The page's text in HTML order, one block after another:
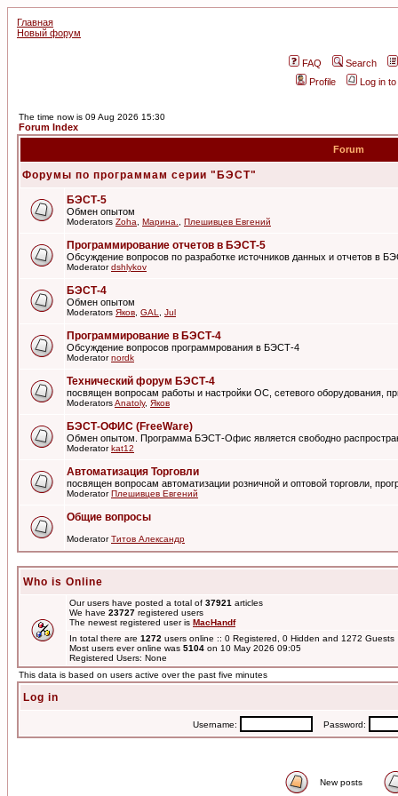
Главная
Новый форум
FAQ
Search
Profile
Log in
The time now is 09 Aug 2026 15:30
Forum Index
Forum
Форумы по программам серии "БЭСТ"
БЭСТ-5
Обмен опытом
Moderators Zoha Марина. Плешивцев Евгений
Программирование отчетов в БЭСТ-5
Обсуждение вопросов по разработке источников данных и отчетов в
Moderatordshlykov
БЭСТ-4
Обмен опытом
Moderators Яков GAL Jul
Программирование в БЭСТ-4
Обсуждение вопросов программрования в БЭСТ-4
Moderatornordk
Технический форум БЭСТ-4
посвящен вопросам работы и настройки ОС, сетевого оборудования,
ModeratorsAnatoly, Яков
БЭСТ-ОФИС (FreeWare)
Обмен опытом. Программа БЭСТ-Офис является свободно
Moderatorkat12
Автоматизация Торговли
посвящен вопросам автоматизации розничной и оптовой торговли,
ModeratorПлешивцев Евгений
Общие вопросы
ModeratorТитов Александр
Who is Online
Our users have posted a total of 37921 articles
We have 23727 registered users
The newest registered user is MacHandf
In total there are 1272 users online :: 0 Registered, 0 Hidden and 1272
Most users ever online was 5104 on 10 May 2026 09:05
Registered Users: None
This data is based on users active over the past five minutes
Log in
Username: Password:
New posts